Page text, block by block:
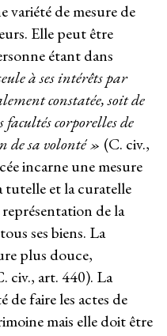
variété de mesure de
Elle peut être
étant dans
à ses intérêts par
constatée, soit de
facultés corporelles de
de sa volonté » (C. civ.,
incarne une mesure
tutelle et la curatelle
de la
ses biens. La
plus douce,
civ., art. 440). La
de faire les actes de
mais elle doit être